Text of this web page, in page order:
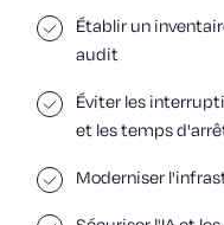
Établir un
audit
Éviter les
et les temps
Moderniser